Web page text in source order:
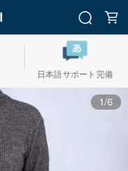
日本語サポート完備
1/6